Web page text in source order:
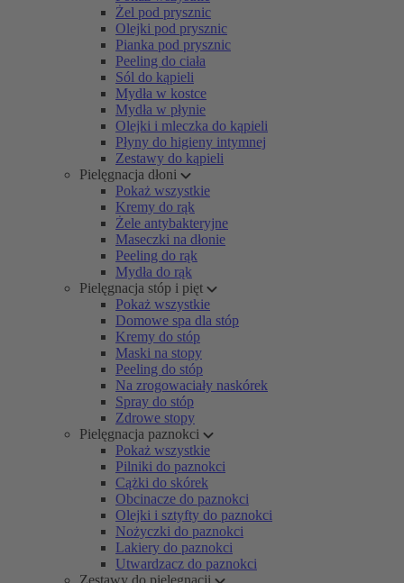
Żel pod prysznic
Olejki pod prysznic
Pianka pod prysznic
Peeling do ciała
Sól do kąpieli
Mydła w kostce
Mydła w płynie
Olejki i mleczka do kąpieli
Płyny do higieny intymnej
Zestawy do kąpieli
Pielęgnacja dłoni
Pokaż wszystkie
Kremy do rąk
Żele antybakteryjne
Maseczki na dłonie
Peeling do rąk
Mydła do rąk
Pielęgnacja stóp i pięt
Pokaż wszystkie
Domowe spa dla stóp
Kremy do stóp
Maski na stopy
Peeling do stóp
Na zrogowaciały naskórek
Spray do stóp
Zdrowe stopy
Pielęgnacja paznokci
Pokaż wszystkie
Pilniki do paznokci
Cążki do skórek
Obcinacze do paznokci
Olejki i sztyfty do paznokci
Nożyczki do paznokci
Lakiery do paznokci
Utwardzacz do paznokci
Zestawy do pielęgnacji